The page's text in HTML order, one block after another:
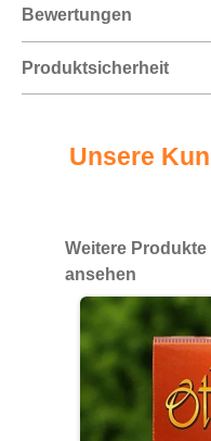
Bewertungen
Produktsicherheit
Unsere
Produktgalerie
Weitere
ansehen